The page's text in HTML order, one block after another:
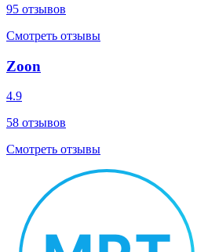
95 отзывов
Смотреть отзывы
Zoon
4.9
58 отзывов
Смотреть отзывы